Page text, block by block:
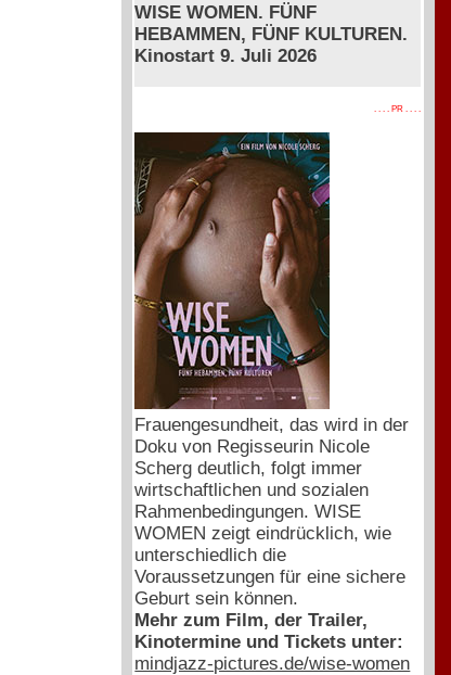
WISE WOMEN. FÜNF
HEBAMMEN, FÜNF KULTUREN.
Kinostart 9. Juli 2026
. . . . PR . . . .
Frauengesundheit, das wird in der
Doku von Regisseurin Nicole
Scherg deutlich, folgt immer
wirtschaftlichen und sozialen
Rahmenbedingungen. WISE
WOMEN zeigt eindrücklich, wie
unterschiedlich die
Voraussetzungen für eine sichere
Geburt sein können.
Mehr zum Film, der Trailer,
Kinotermine und Tickets unter:
mindjazz-pictures.de/wise-women